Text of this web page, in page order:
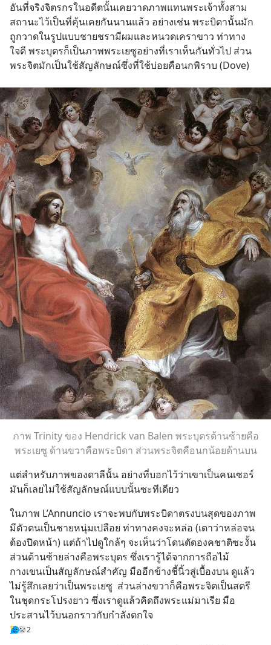
อันที่จริงจิตรกรในอดีตนั้นเคยวาดภาพแทนพระเจ้าทั้งสาม
สถานะไว้เป็นที่คุ้นเคยกันนานแล้ว อย่างเช่น พระบิดานั้นมัก
ถูกวาดในรูปแบบชายชรามีผมและหนวดเคราขาว ท่าทาง
ใจดี พระบุตรก็เป็นภาพพระเยซูอย่างที่เราเห็นกันทั่วไป ส่วน
พระจิตมักเป็นใช้สัญลักษณ์ซึ่งที่ใช้บ่อยคือนกพิราบ (Dove)
ภาพ Trinity ของ Hendrick van Balen พระบุตรด้านซ้ายคือ
พระเยซู ด้านขวาคือพระบิดา ส่วนพระจิตคือนกน้อยด้านบน
แต่สำหรับภาพของดาลีนั้น อย่างที่บอกไว้ว่าเขาเป็นคนเซอร์
มันก็เลยไม่ใช้สัญลักษณ์แบบนั้นซะทีเดียว
ในภาพ L’Annuncio เราจะพบกับพระบิดาตรงบนสุดของภาพ
มีตัวตนเป็นชายหนุ่มเปลือย ท่าทางคงจะหล่อ (เดาว่าหล่อจน
ต้องปิดหน้า) แต่ถ้าไปดูใกล้ๆ จะเห็นว่าโดนตัดองคชาติซะงั้น
ส่วนด้านซ้ายล่างคือพระบุตร ซึ่งเรารู้ได้จากการถือไม้
กางเขนเป็นสัญลักษณ์สำคัญ มืออีกข้างชี้นิ้วสู่เบื้องบน ดูแล้ว
ไม่รู้สึกเลยว่าเป็นพระเยซู  ส่วนล่างขวาก็คือพระจิตเป็นสตรี
ในชุดกระโปรงยาว ซึ่งเราดูแล้วคิดถึงพระแม่มาเรีย มือ
ประสานไว้บนอกราวกับกำลังตกใจ
2